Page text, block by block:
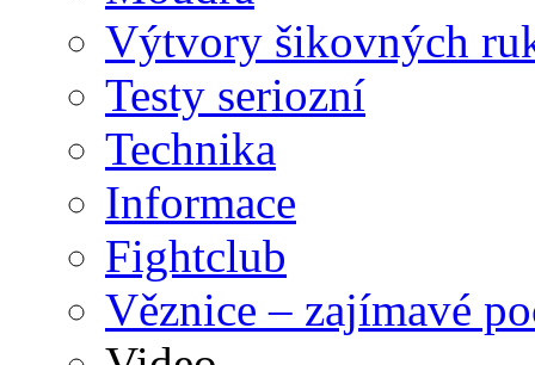
Výtvory šikovných
Testy seriozní
Technika
Informace
Fightclub
Věznice – zajímavé